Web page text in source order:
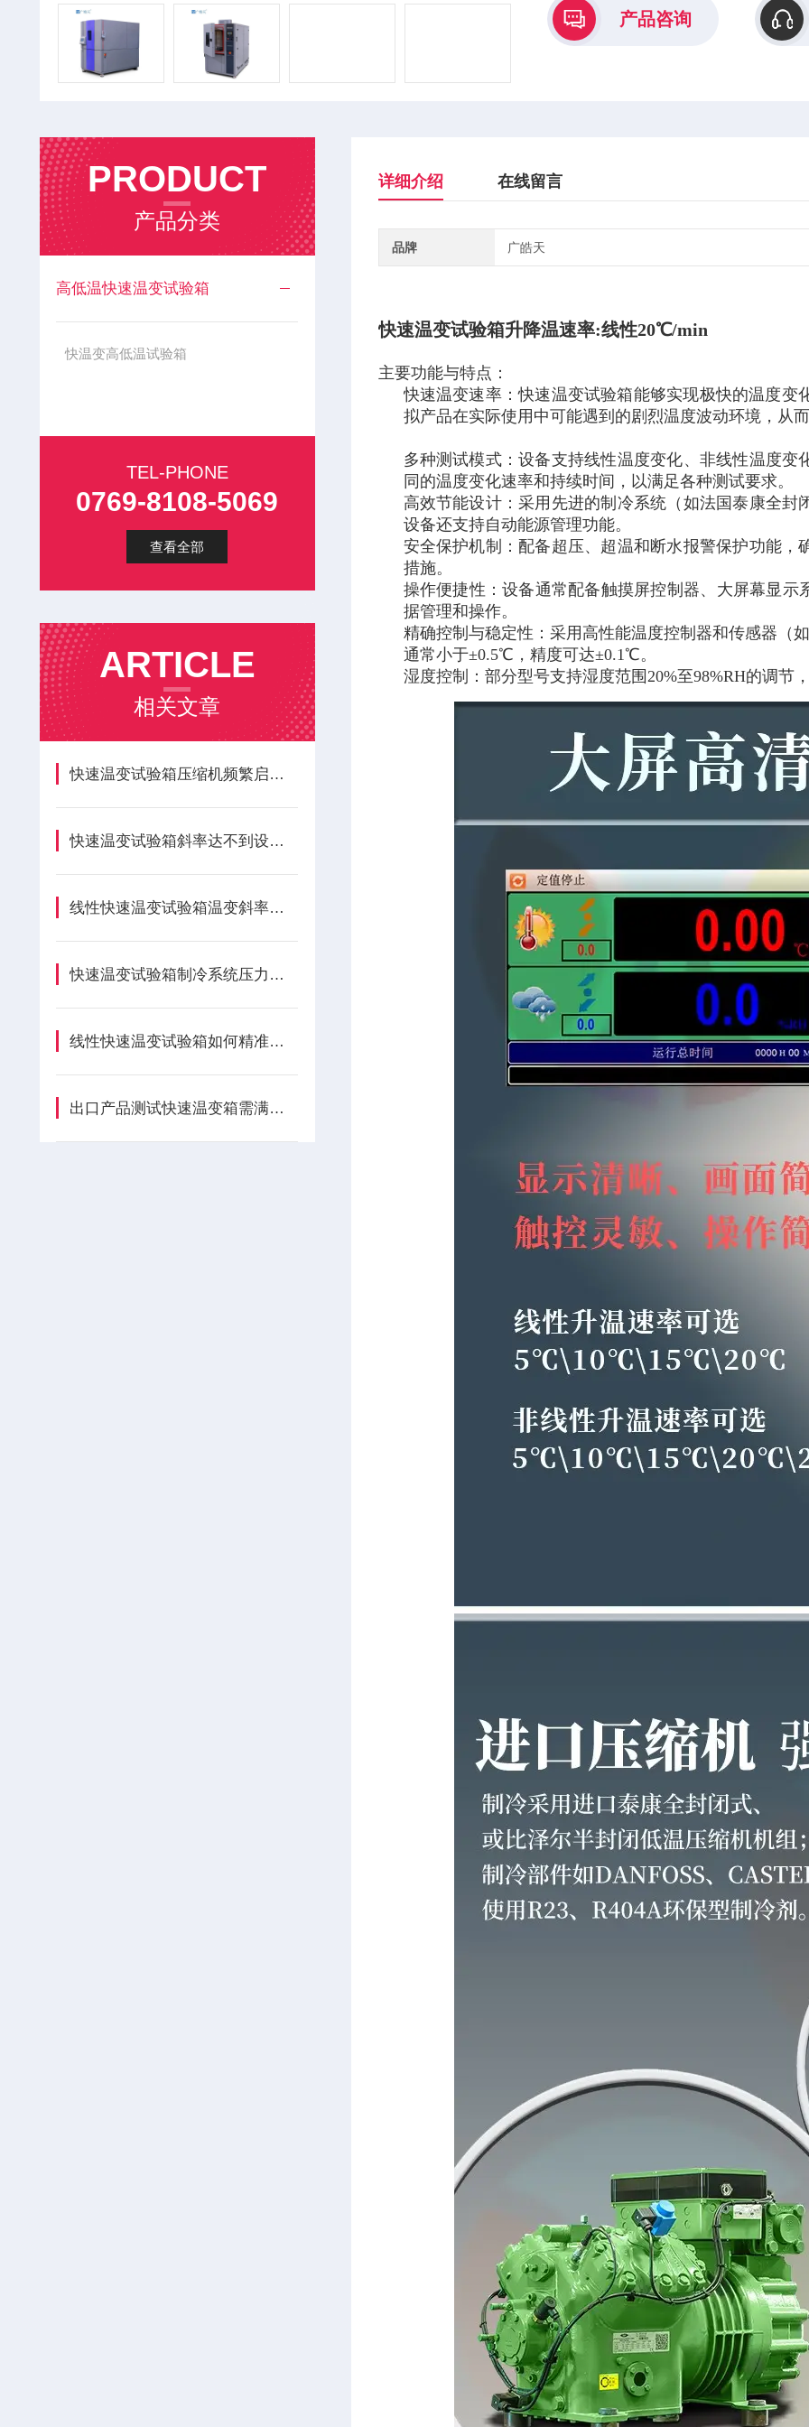
产品咨询
PRODUCT
产品分类
高低温快速温变试验箱
快温变高低温试验箱
TEL-PHONE
0769-8108-5069
查看全部
ARTICLE
相关文章
快速温变试验箱压缩机频繁启停，负载与电路整改办法
快速温变试验箱斜率达不到设定值是什么诱因？
线性快速温变试验箱温变斜率如何精准编程？
快速温变试验箱制冷系统压力异常如何调节？
线性快速温变试验箱如何精准把控温变速率？
出口产品测试快速温变箱需满足什么要求？
详细介绍 在线留言
品牌 广皓天
快速温变试验箱升降温速率:线性20℃/min
主要功能与特点：
快速温变速率：快速温变试验箱能够实现极快的温度
拟产品在实际使用中可能遇到的剧烈温度波动环境，从
多种测试模式：设备支持线性温度变化、非线性温度
同的温度变化速率和持续时间，以满足各种测试要求。
高效节能设计：采用先进的制冷系统（如法国泰康全
设备还支持自动能源管理功能。
安全保护机制：配备超压、超温和断水报警保护功能
措施。
操作便捷性：设备通常配备触摸屏控制器、大屏幕显
据管理和操作。
精确控制与稳定性：采用高性能温度控制器和传感器（
通常小于±0.5℃，精度可达±0.1℃。
湿度控制：部分型号支持湿度范围20%至98%RH的调节